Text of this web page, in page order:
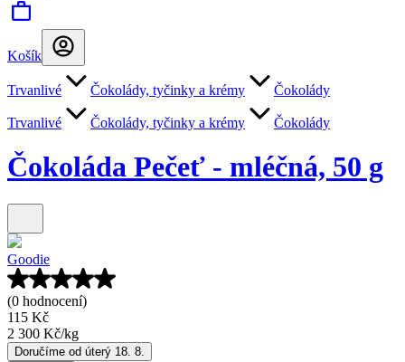
Košík
Trvanlivé Čokolády, tyčinky a krémy Čokolády
Trvanlivé Čokolády, tyčinky a krémy Čokolády
Čokoláda Pečeť - mléčná, 50 g
Goodie
(0 hodnocení)
115 Kč
2 300 Kč/kg
Doručíme od úterý 18. 8.